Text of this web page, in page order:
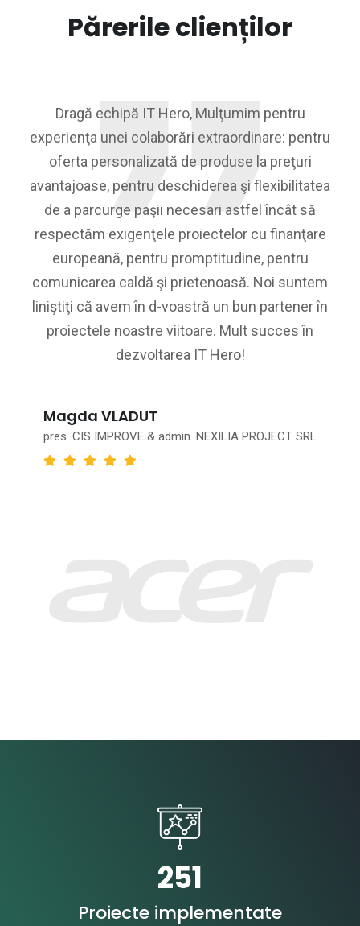
Părerile clienților
Dragă echipă IT Hero, Mulţumim pentru
experienţa unei colaborări extraordinare: pentru
oferta personalizată de produse la preţuri
avantajoase, pentru deschiderea şi flexibilitatea
de a parcurge paşii necesari astfel încât să
respectăm exigenţele proiectelor cu finanţare
europeană, pentru promptitudine, pentru
comunicarea caldă şi prietenoasă. Noi suntem
liniştiţi că avem în d-voastră un bun partener în
proiectele noastre viitoare. Mult succes în
dezvoltarea IT Hero!
Magda VLADUT
pres. CIS IMPROVE & admin. NEXILIA PROJECT SRL
251
Proiecte implementate